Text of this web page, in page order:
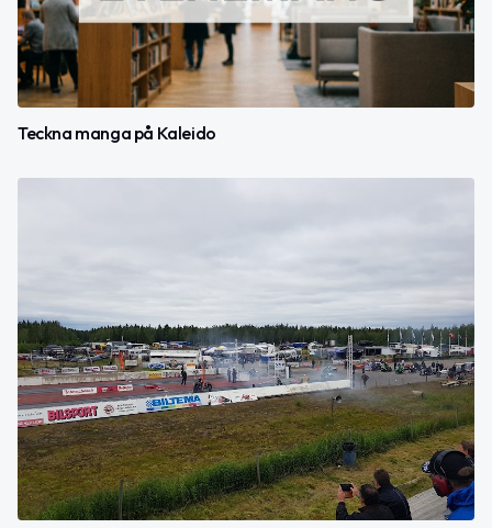
Teckna manga på Kaleido